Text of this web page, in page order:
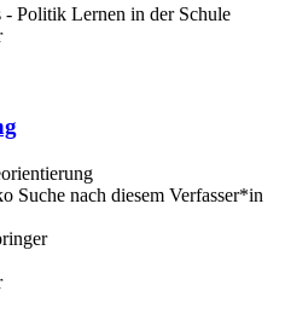
Politik Lernen in der Schule
Suche nach diesem Verfasser*in